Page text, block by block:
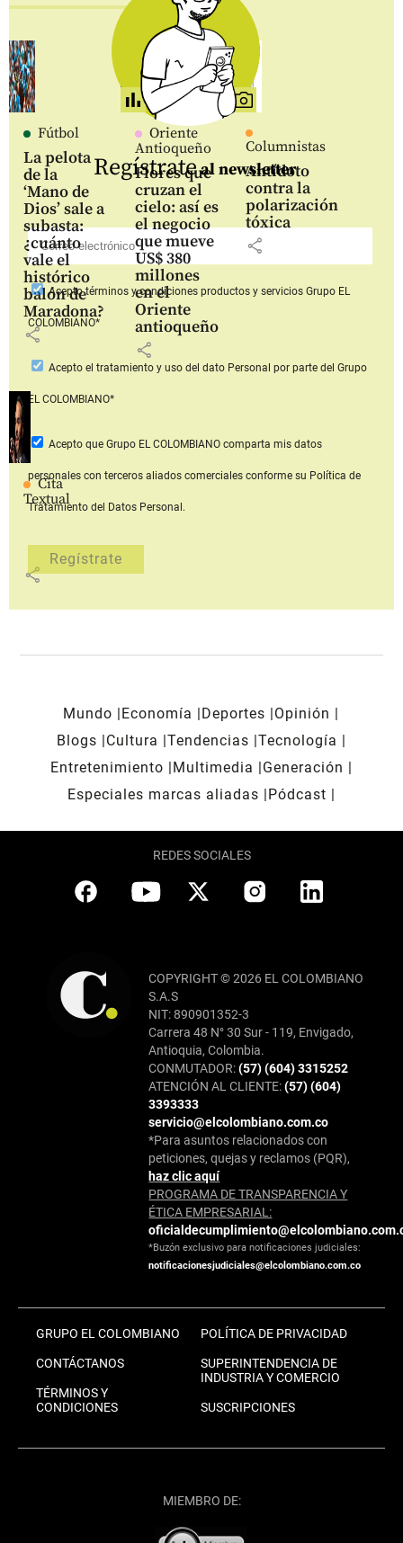
Fútbol
La pelota
de la
‘Mano de
Dios’ sale a
subasta:
¿cuánto
vale el
histórico
balón de
Maradona?
share
Oriente
Antioqueño
Flores que
cruzan el
cielo: así es
el negocio
que mueve
US$ 380
millones
en el
Oriente
antioqueño
share
Columnistas
Antídoto
contra la
polarización
tóxica
share
Cita
Textual
share
Regístrateal newsletter
Aceptotérminos y condiciones productos y serviciosGrupo EL
COLOMBIANO*
Acepto el tratamiento y uso del dato Personal por parte del Grupo
EL COLOMBIANO*
Acepto que Grupo EL COLOMBIANOcomparta mis datos
personales con terceros aliados comerciales conforme su Política de
Tratamiento del Datos Personal.
Mundo Economía Deportes
Opinión
Blogs
Cultura Tendencias Tecnología
Entretenimiento
Multimedia
Generación
Especiales marcas aliadas
Pódcast
REDES SOCIALES
COPYRIGHT © 2026 EL COLOMBIANO
S.A.S
NIT: 890901352-3
Carrera 48 N° 30 Sur - 119, Envigado,
Antioquia, Colombia.
CONMUTADOR:(57) (604) 3315252
ATENCIÓN AL CLIENTE:(57) (604)
3393333
servicio@elcolombiano.com.co
*Para asuntos relacionados con
peticiones, quejas y reclamos (PQR),
haz clic aquí
PROGRAMA DE TRANSPARENCIA Y
ÉTICA EMPRESARIAL:
*Buzón exclusivo para notificaciones judiciales:
notificacionesjudiciales@elcolombiano.com.co
GRUPO EL COLOMBIANO
CONTÁCTANOS
TÉRMINOS Y
CONDICIONES
POLÍTICA DE PRIVACIDAD
SUPERINTENDENCIA DE
INDUSTRIA Y COMERCIO
SUSCRIPCIONES
MIEMBRO DE: